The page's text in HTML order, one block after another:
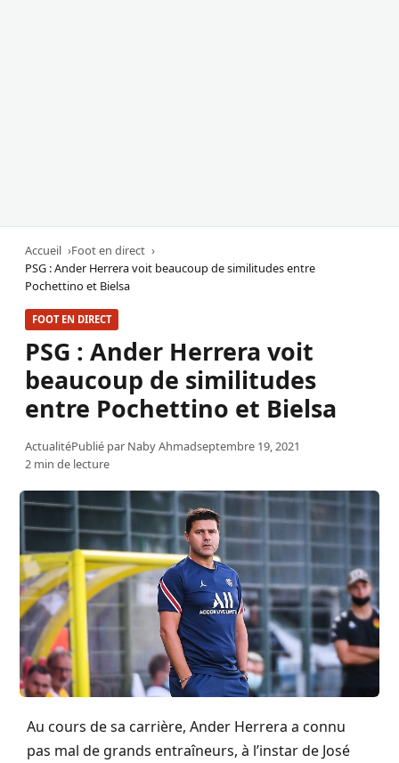
Accueil
Foot en direct
PSG : Ander Herrera voit beaucoup de similitudes entre
Pochettino et Bielsa
FOOT EN DIRECT
PSG : Ander Herrera voit
beaucoup de similitudes
entre Pochettino et Bielsa
ActualitéPublié par Naby Ahmadseptembre 19, 2021
2 min de lecture
Au cours de sa carrière, Ander Herrera a connu
pas mal de grands entraîneurs, à l’instar de José